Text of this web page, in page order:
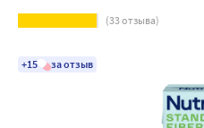
(33отзыва)
+15 за отзыв